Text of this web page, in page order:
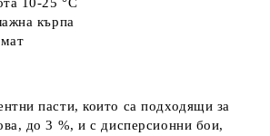
кърпа
пасти, които са подходящи за
до 3 %, и с дисперсионни бои,